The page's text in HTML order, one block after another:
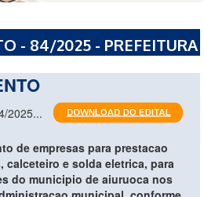
- 84/2025 - PREFEITURA
2025...
de empresas para prestacao
calceteiro e solda eletrica, para
do municipio de aiuruoca nos